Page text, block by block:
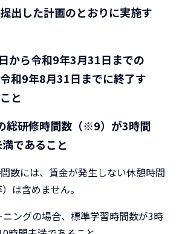
出した計画のとおりに実施す
から令和9年3月31日までの
和9年8月31日までに終了す
と
総研修時間数（※9）が3時間
であること
数には、賃金が発生しない休憩時間
は含めません。
ニングの場合、標準学習時間数が3時